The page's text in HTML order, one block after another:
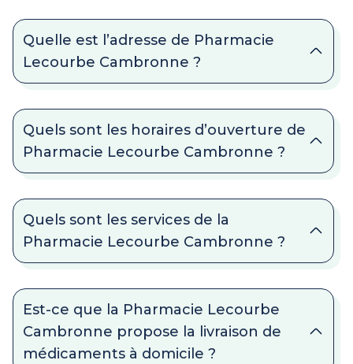
Quelle est l’adresse de Pharmacie
Lecourbe Cambronne ?
Quels sont les horaires d’ouverture de
Pharmacie Lecourbe Cambronne ?
Quels sont les services de la
Pharmacie Lecourbe Cambronne ?
Est-ce que la Pharmacie Lecourbe
Cambronne propose la livraison de
médicaments à domicile ?